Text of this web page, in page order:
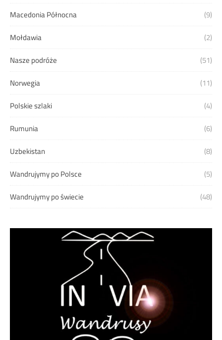
Macedonia Północna
(9)
Mołdawia
(2)
Nasze podróże
(51)
Norwegia
(11)
Polskie szlaki
(4)
Rumunia
(6)
Uzbekistan
(8)
Wandrujymy po Polsce
(5)
Wandrujymy po świecie
(48)